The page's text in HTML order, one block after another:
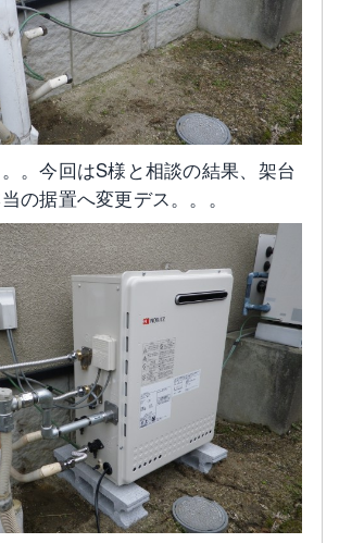
。今回はS様と相談の結果、架台
の据置へ変更デス。。。